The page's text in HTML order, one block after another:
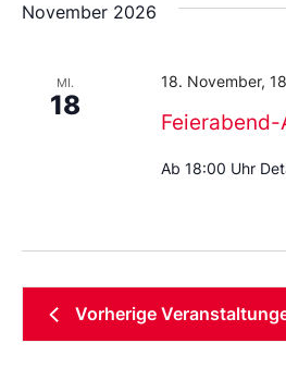
November 2026
MI.
18
18. November,
Ab 18:00 Uhr
Vorherige